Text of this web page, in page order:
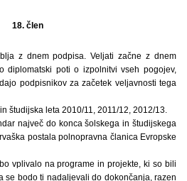
18. člen
z dnem podpisa. Veljati začne z dnem
diplomatski poti o izpolnitvi vseh pogojev,
podpisnikov za začetek veljavnosti tega
študijska leta 2010/11, 2011/12, 2012/13.
največ do konca šolskega in študijskega
postala polnopravna članica Evropske
vplivalo na programe in projekte, ki so bili
se bodo ti nadaljevali do dokončanja, razen